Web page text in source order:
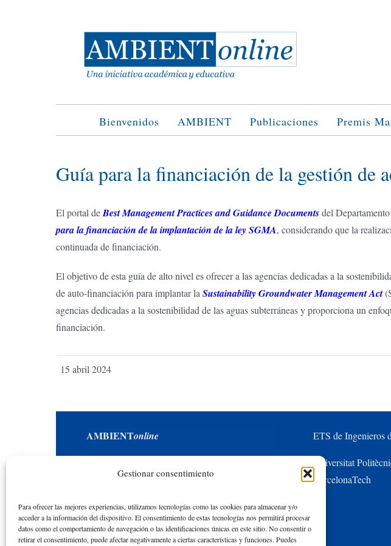
Gestionar consentimiento
Para ofrecer las mejores experiencias, utilizamos tecnologías como las cookies para almacenar y/o
acceder a la información del dispositivo. El consentimiento de estas tecnologías nos permitirá procesar
datos como el comportamiento de navegación o las identificaciones únicas en este sitio. No consentir o
retirar el consentimiento, puede afectar negativamente a ciertas características y funciones. Puedes
Bienvenidos AMBIENT Publicaciones Premis
Guía para la financiación de la gestión de
El portal deBest Management Practices and Guidance Documentsdel
para la financiación de la implantación de la ley SGMA, considerando que la
continuada de financiación.
El objetivo de esta guía de alto nivel es ofrecer a las agencias dedicadas a la
de auto-financiación para implantar la Sustainability Groundwater Management Act
agencias dedicadas a la sostenibilidad de las aguas subterráneas y proporciona un
financiación.
15 abril 2024
AMBIENTonline
reconocimiento a la actividad académica de los
de Caminos de la Universidad Politécnica de
Catalunya desde el curso académico 1976-77
ETS de Ingenieros
Universitat
BarcelonaTech